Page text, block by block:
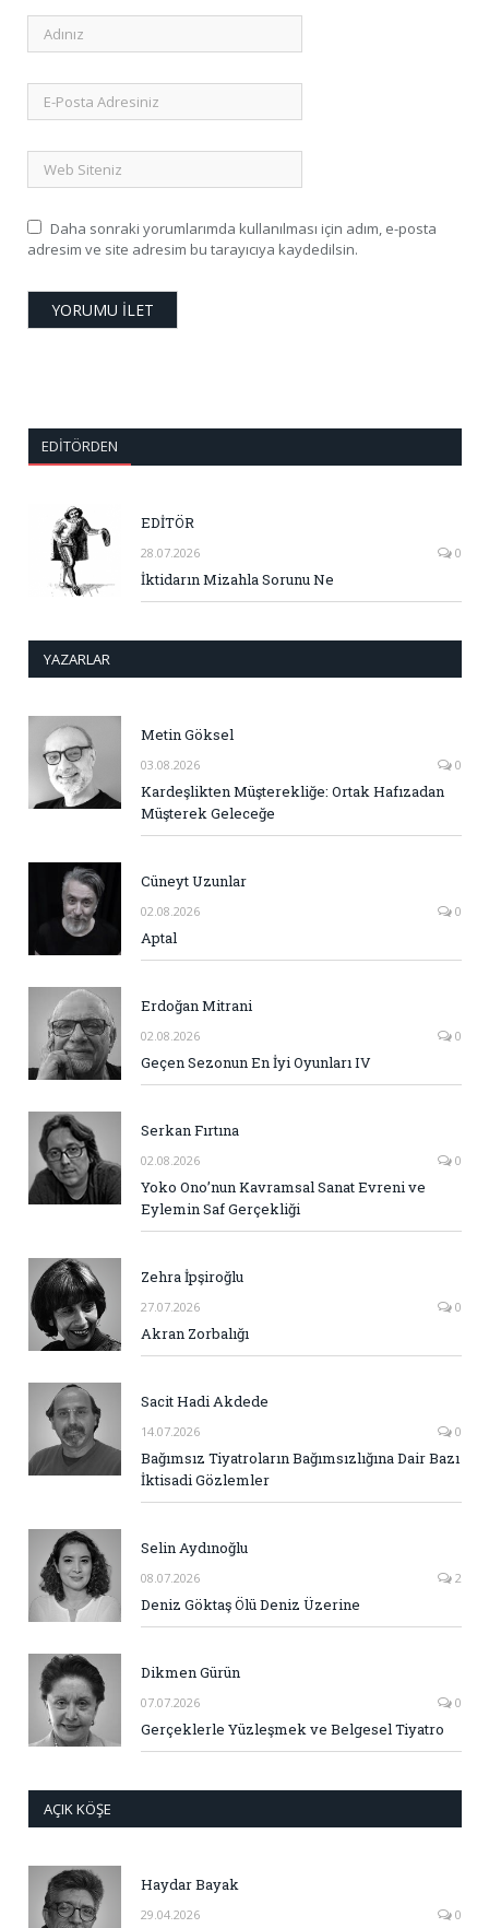
Daha sonraki yorumlarımda kullanılması için adım, e-posta
adresim ve site adresim bu tarayıcıya kaydedilsin.
EDITÖRDEN
EDİTÖR
28.07.2026 0
İktidarın Mizahla Sorunu Ne
YAZARLAR
Metin Göksel
03.08.2026 0
Kardeşlikten Müşterekliğe: Ortak Hafızadan
Müşterek Geleceğe
Cüneyt Uzunlar
02.08.2026 0
Aptal
Erdoğan Mitrani
02.08.2026 0
Geçen Sezonun En İyi Oyunları IV
Serkan Fırtına
02.08.2026 0
Yoko Ono’nun Kavramsal Sanat Evreni ve
Eylemin Saf Gerçekliği
Zehra İpşiroğlu
27.07.2026 0
Akran Zorbalığı
Sacit Hadi Akdede
14.07.2026 0
Bağımsız Tiyatroların Bağımsızlığına Dair Bazı
İktisadi Gözlemler
Selin Aydınoğlu
08.07.2026 2
Deniz Göktaş Ölü Deniz Üzerine
Dikmen Gürün
07.07.2026 0
Gerçeklerle Yüzleşmek ve Belgesel Tiyatro
AÇIK KÖŞE
Haydar Bayak
29.04.2026 0